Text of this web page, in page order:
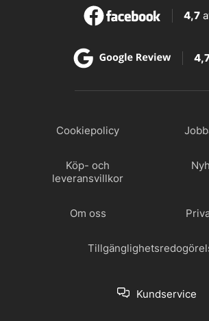
4,7
Cookiepolicy
Köp- och
leveransvillkor
Om oss
Kundservice